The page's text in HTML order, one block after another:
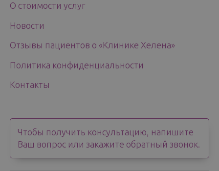
О стоимости услуг
Новости
Отзывы пациентов о «Клинике Хелена»
Политика конфиденциальности
Контакты
Чтобы получить консультацию, напишите
Ваш вопрос или закажите обратный звонок.